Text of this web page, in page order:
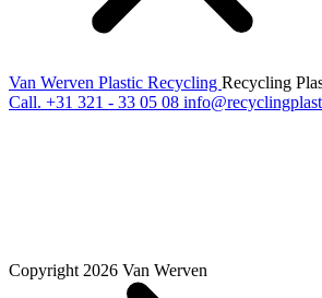
Van Werven Plastic Recycling Recycling
Call. +31 321 - 33 05 08
Copyright 2026 Van Werven